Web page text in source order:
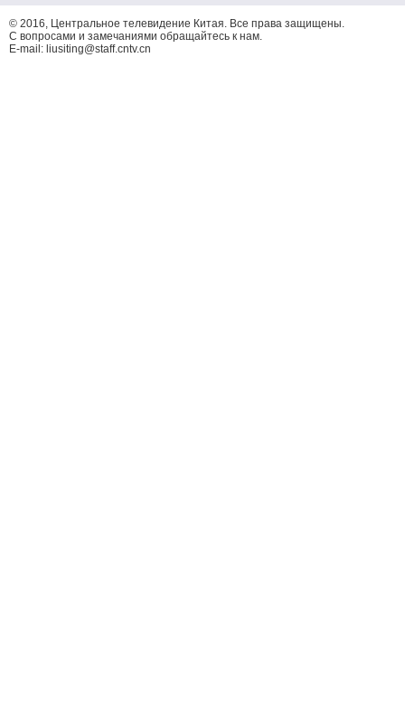
© 2016, Центральное телевидение Китая. Все права защищены.
С вопросами и замечаниями обращайтесь к нам.
E-mail: liusiting@staff.cntv.cn